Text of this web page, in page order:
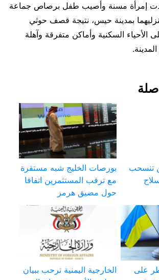
إمرأة مسنة وأصيب طفل برصاص جماعة
بمدينة حيس، نتيجة قصف حوثي
الأحياء السكنية وأماكن متفرقة وآهلة
تنسحب
بورصات الخليج شبه مستقرة
مع ترقب المستثمرين اتفاقا
حول مضيق هرمز
على
الخارجية اليمنية ترحب ببيان